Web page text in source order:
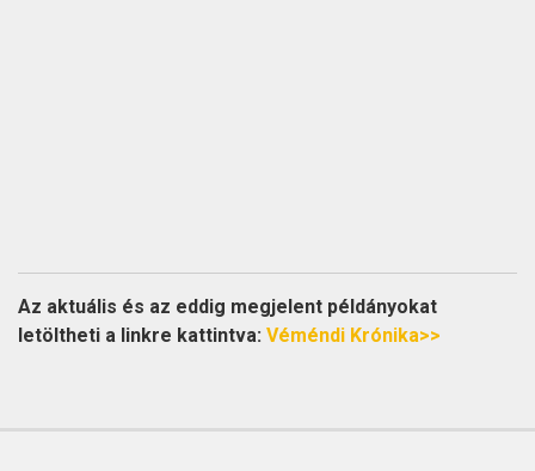
Az aktuális és az eddig megjelent példányokat
letöltheti a linkre kattintva: Véméndi Krónika>>